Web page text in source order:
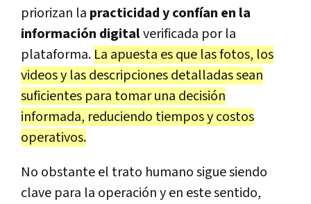
priorizan la practicidad y confían en la
información digitalverificada por la
plataforma. La apuesta es que las fotos, los
videos y las descripciones detalladas sean
suficientes para tomar una decisión
informada, reduciendo tiempos y costos
operativos.
No obstante el trato humano sigue siendo
clave para la operación y en este sentido,